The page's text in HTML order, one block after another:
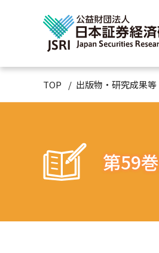
TOP 出版物・研究成果等
第59